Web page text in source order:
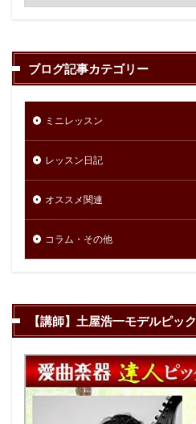
ブログ記事カテゴリー
ミニレッスン
レッスン日記
オススメ関連
コラム・その他
【講師】土屋浩一モデルピック